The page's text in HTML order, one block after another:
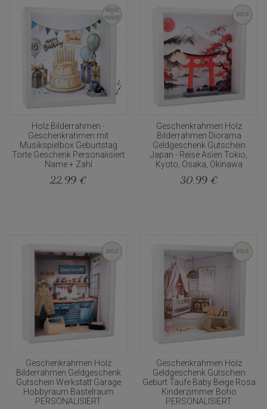
Holz Bilderrahmen -
Geschenkrahmen mit
Musikspielbox Geburtstag
Torte Geschenk Personalisiert
Name + Zahl
22,99 €
Geschenkrahmen Holz
Bilderrahmen Diorama
Geldgeschenk Gutschein
Japan - Reise Asien Tokio,
Kyoto, Osaka, Okinawa
30,99 €
Geschenkrahmen Holz
Bilderrahmen Geldgeschenk
Gutschein Werkstatt Garage
Hobbyraum Bastelraum
PERSONALISIERT
Geschenkrahmen Holz
Geldgeschenk Gutschein
Geburt Taufe Baby Beige Rosa
Kinderzimmer Boho
PERSONALISIERT